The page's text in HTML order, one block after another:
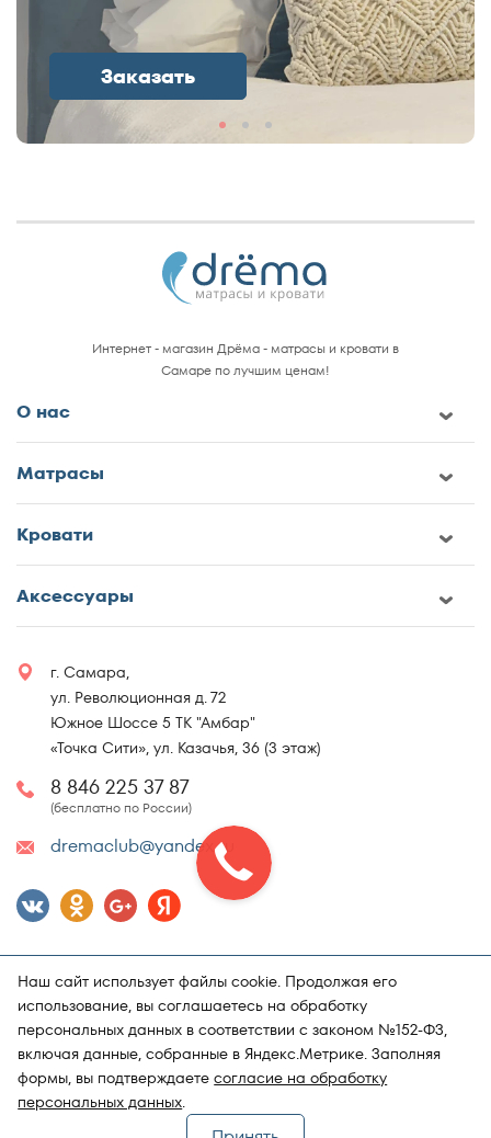
Заказать
Интернет - магазин Дрёма - матрасы и кровати в
Самаре по лучшим ценам!
О нас
Матрасы
Кровати
Аксессуары
г. Самара,
ул. Революционная д. 72
Южное Шоссе 5 ТК "Амбар"
«Точка Сити», ул. Казачья, 36 (3 этаж)
8 846 225 37 87
(бесплатно по России)
dremaclub@yandex.ru
Магазин матрасов "DRёMA" Поддержка и продвижение сайта
Карта сайта Политика конфиденциальности
Наш сайт использует файлы cookie. Продолжая его
использование, вы соглашаетесь на обработку
персональных данных в соответствии с законом №152-ФЗ,
включая данные, собранные в Яндекс.Метрике. Заполняя
формы, вы подтверждаетесогласие на обработку
персональных данных.